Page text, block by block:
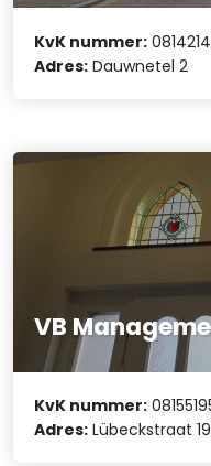
KvK nummer:
Adres: Dauwnetel 2
VB
KvK nummer:
Adres: Lübeckstraat 19